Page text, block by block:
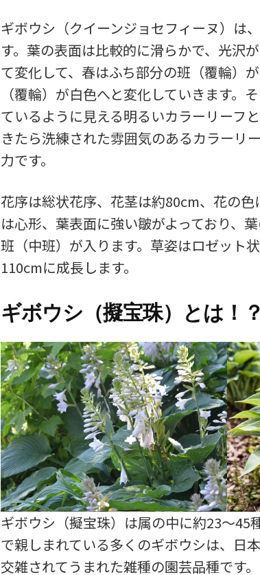
ギボウシ（クイーンジョセフィーヌ）は
す。葉の表面は比較的に滑らかで、光沢
て変化して、春はふち部分の班（覆輪）
（覆輪）が白色へと変化していきます。
ているように見える明るいカラーリーフ
きたら洗練された雰囲気のあるカラーリ
力です。
花序は総状花序、花茎は約80cm、花の
は心形、葉表面に強い皺がよっており、
班（中班）が入ります。草姿はロゼット
110cmに成長します。
ギボウシ（擬宝珠）とは！？
ギボウシ（擬宝珠）は属の中に約23～45
で親しまれている多くのギボウシは、日
交雑されてうまれた雑種の園芸品種です。